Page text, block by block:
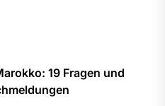
19 Fragen und